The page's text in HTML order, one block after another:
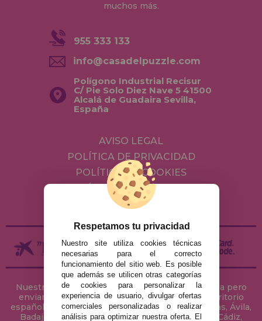
muchos más.
955 333 133
info@casadelpuzzle.com
Polígono Industrial Recisur
C/ Pie Solo Diez Nave 5 41500
Alcalá de Guadaira Sevilla,
España
AVISO LEGAL
POLÍTICA DE PRIVACIDAD
POLÍTICA DE COOKIES
ENVÍOS Y DEVOLUCIONES
DEVOLUCIONES / DESISTIMIENTO
Nuestra tienda de puzzles está ubicada en Sevilla pero
enviamos tus puzzles a cualquier ciudad del territorio
español: Álava, Albacete, Alicante, Almería, Asturias, Ávila,
Badajoz, Baleares, Barcelona, Burgos, Cáceres, Cádiz,
Respetamos tu privacidad
Nuestro site utiliza cookies técnicas
necesarias para el correcto
funcionamiento del sitio web. Es posible
que además se utilicen otras categorías
de cookies para personalizar la
experiencia de usuario, divulgar ofertas
comerciales personalizadas o realizar
análisis para optimizar nuestra oferta. El